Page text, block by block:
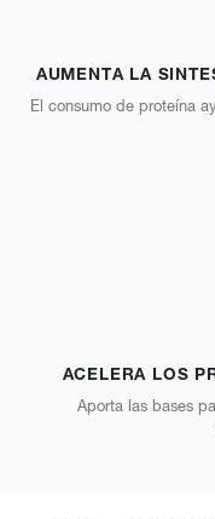
AUMENTA LA
El consumo de proteína
ACELERA LOS
Aporta las bases